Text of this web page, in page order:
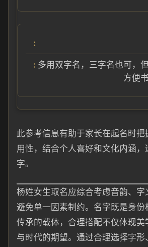
多用双字名，三字名也可，
方便
此参考信息有助于家长在起名时把
用性，结合个人喜好和文化内涵，
字。
杨姓女生取名应综合考虑音韵、字
避免单一因素制约。名字既是身份
传承的载体，合理搭配不仅体现美
与时代的期望。通过合理选择字形